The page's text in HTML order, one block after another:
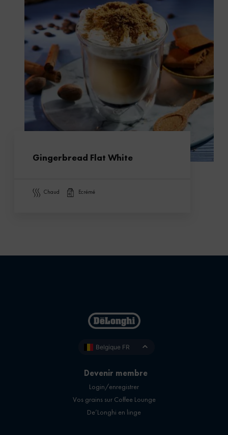
Gingerbread Flat White
chaud ecrémé
Belgique FR
Devenir membre
Login/enregistrer
Vos grains sur Coffee Lounge
De’Longhi en linge